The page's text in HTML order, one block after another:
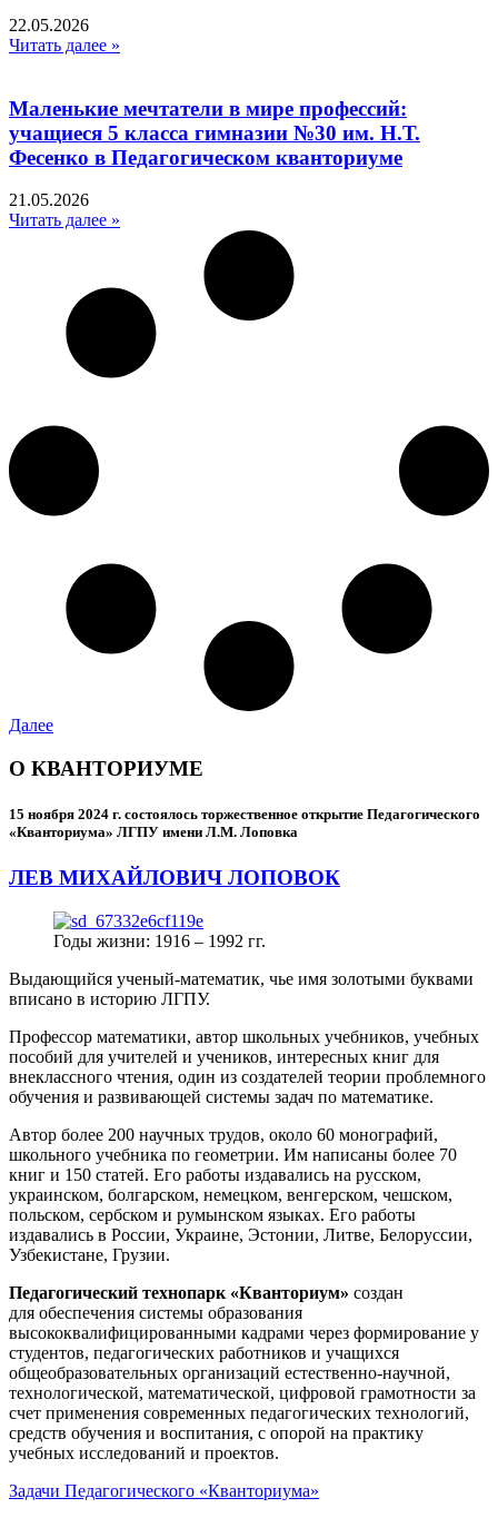
22.05.2026
Читать далее »
Маленькие мечтатели в мире профессий:
учащиеся 5 класса гимназии №30 им. Н.Т.
Фесенко в Педагогическом кванториуме
21.05.2026
Читать далее »
Далее
О КВАНТОРИУМЕ
15 ноября 2024 г. состоялось торжественное открытие Педагогического
«Кванториума» ЛГПУ имени Л.М. Лоповка
ЛЕВ МИХАЙЛОВИЧ ЛОПОВОК
Годы жизни: 1916 – 1992 гг.
Выдающийся ученый-математик, чье имя золотыми буквами
вписано в историю ЛГПУ.
Профессор математики, автор школьных учебников, учебных
пособий для учителей и учеников, интересных книг для
внеклассного чтения, один из создателей теории проблемного
обучения и развивающей системы задач по математике.
Автор более 200 научных трудов, около 60 монографий,
школьного учебника по геометрии. Им написаны более 70
книг и 150 статей. Его работы издавались на русском,
украинском, болгарском, немецком, венгерском, чешском,
польском, сербском и румынском языках. Его работы
издавались в России, Украине, Эстонии, Литве, Белоруссии,
Узбекистане, Грузии.
Педагогический технопарк «Кванториум» создан
для обеспечения системы образования
высококвалифицированными кадрами через формирование у
студентов, педагогических работников и учащихся
общеобразовательных организаций естественно-научной,
технологической, математической, цифровой грамотности за
счет применения современных педагогических технологий,
средств обучения и воспитания, с опорой на практику
учебных исследований и проектов.
Задачи Педагогического «Кванториума»